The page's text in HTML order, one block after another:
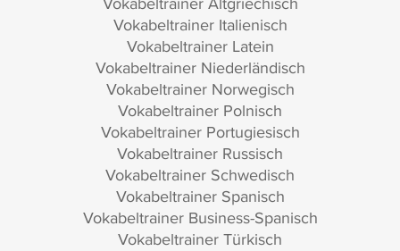
Vokabeltrainer Italienisch
Vokabeltrainer Latein
Vokabeltrainer Niederländisch
Vokabeltrainer Norwegisch
Vokabeltrainer Polnisch
Vokabeltrainer Portugiesisch
Vokabeltrainer Russisch
Vokabeltrainer Schwedisch
Vokabeltrainer Spanisch
Vokabeltrainer Business-Spanisch
Vokabeltrainer Türkisch